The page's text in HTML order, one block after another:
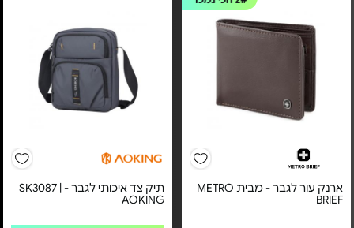
ארנק עור לגבר - מבית METRO
BRIEF
תיק צד איכותי לגבר - SK3087 |
AOKING